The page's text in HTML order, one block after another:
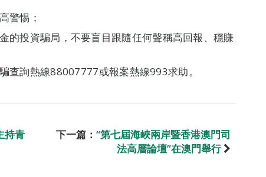
警惕；
的投資騙局，不要盲目跟隨任何聲稱高回報、穩賺
查詢熱線88007777或報案熱線993求助。
持青
下一篇： “第七屆海峽兩岸暨香港澳門司
法高層論壇”在澳門舉行